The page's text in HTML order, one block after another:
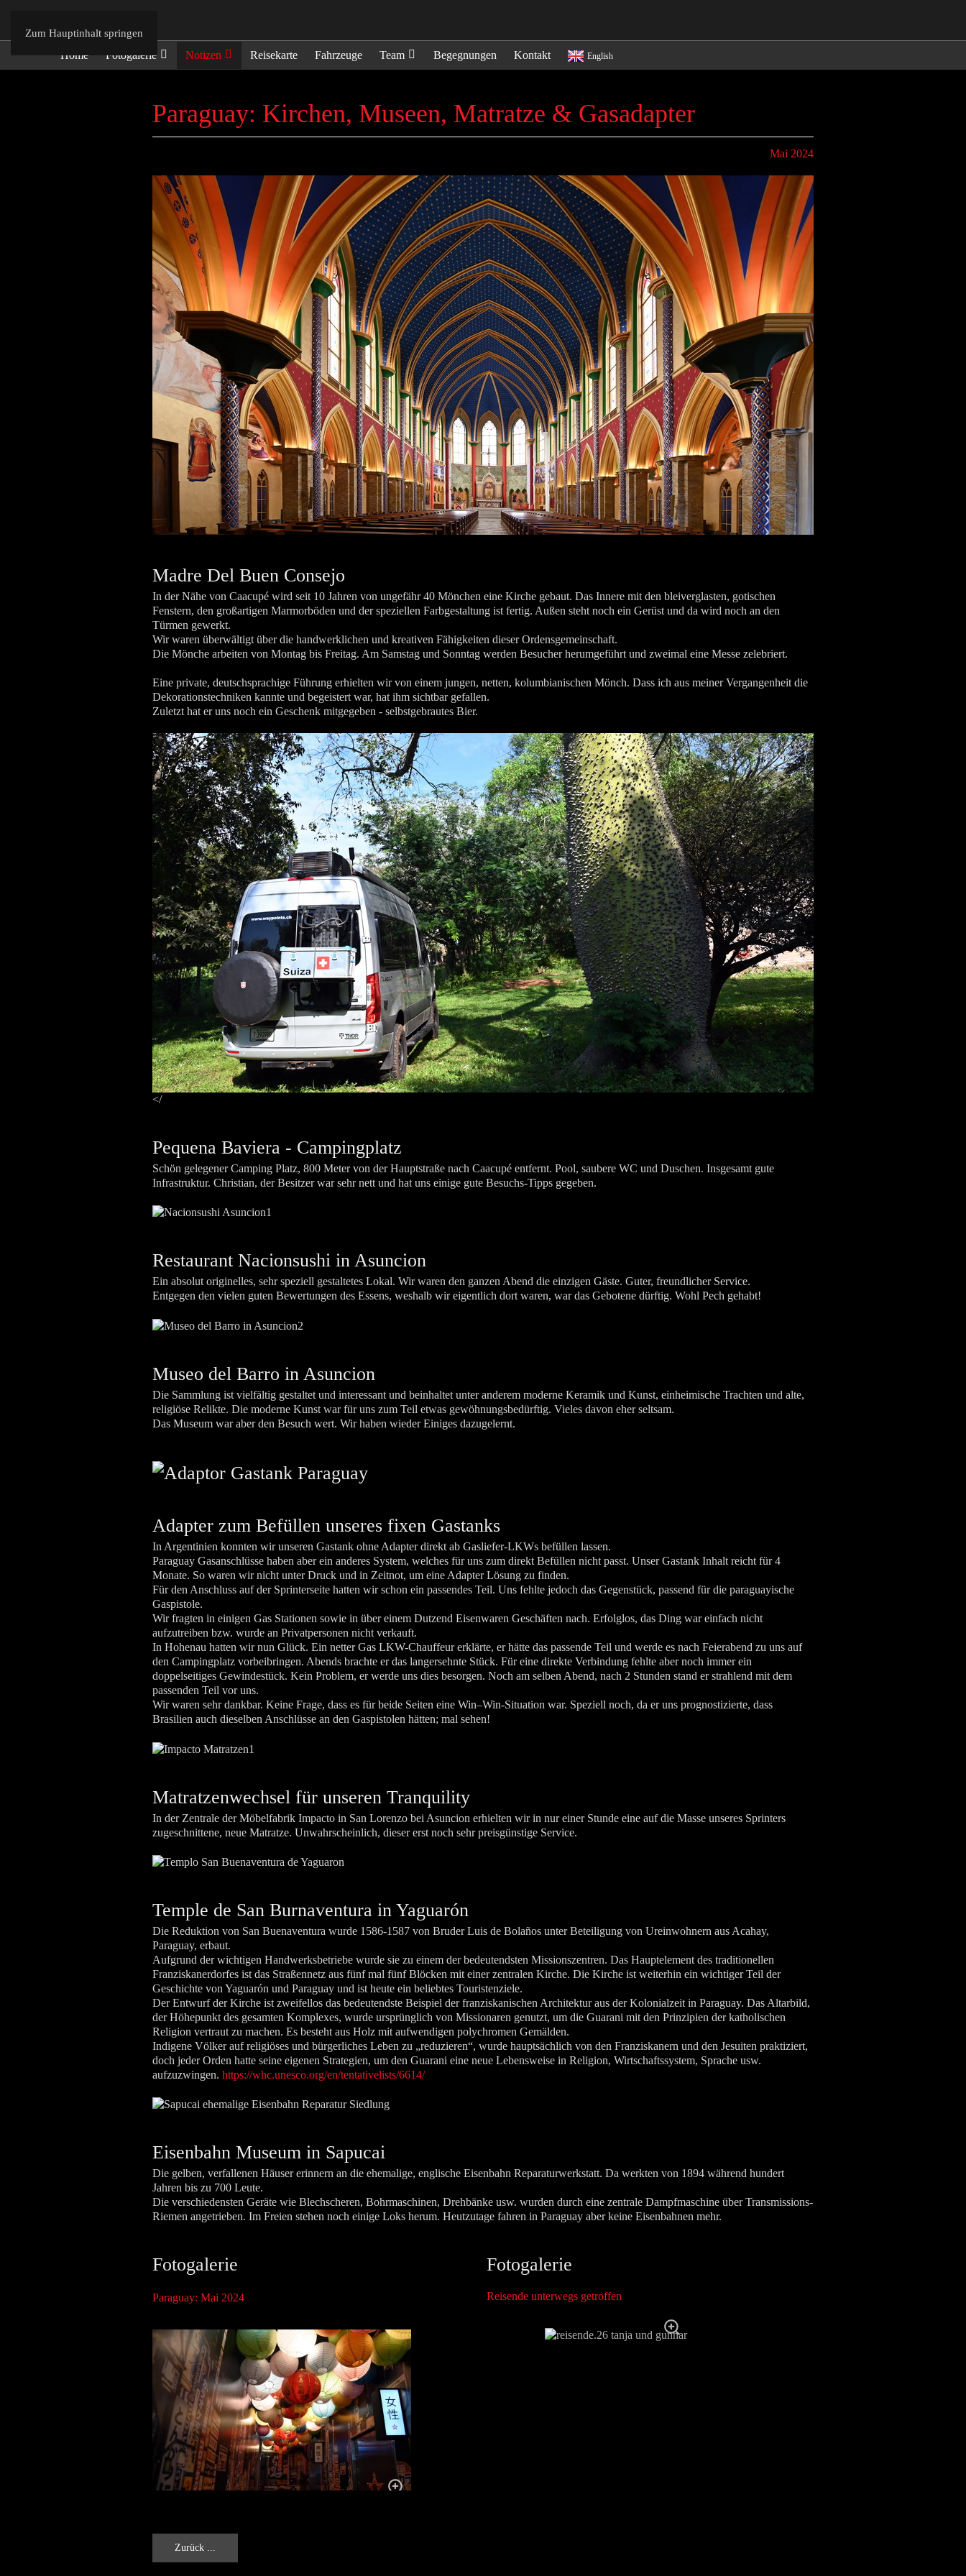
Zum Hauptinhalt springen
Home Fotogalerie Notizen Reisekarte Fahrzeuge Team Begegnungen Kontakt English
Paraguay: Kirchen, Museen, Matratze & Gasadapter
Mai 2024
Madre Del Buen Consejo
In der Nähe von Caacupé wird seit 10 Jahren von ungefähr 40 Mönchen eine Kirche gebaut. Das Innere mit den bleiverglasten, gotischen
Fenstern, den großartigen Marmorböden und der speziellen Farbgestaltung ist fertig. Außen steht noch ein Gerüst und da wird noch an den
Türmen gewerkt.
Wir waren überwältigt über die handwerklichen und kreativen Fähigkeiten dieser Ordensgemeinschaft.
Die Mönche arbeiten von Montag bis Freitag. Am Samstag und Sonntag werden Besucher herumgeführt und zweimal eine Messe zelebriert.
Eine private, deutschsprachige Führung erhielten wir von einem jungen, netten, kolumbianischen Mönch. Dass ich aus meiner Vergangenheit die
Dekorationstechniken kannte und begeistert war, hat ihm sichtbar gefallen.
Zuletzt hat er uns noch ein Geschenk mitgegeben - selbstgebrautes Bier.
</
Pequena Baviera - Campingplatz
Schön gelegener Camping Platz, 800 Meter von der Hauptstraße nach Caacupé entfernt. Pool, saubere WC und Duschen. Insgesamt gute
Infrastruktur. Christian, der Besitzer war sehr nett und hat uns einige gute Besuchs-Tipps gegeben.
Restaurant Nacionsushi in Asuncion
Ein absolut originelles, sehr speziell gestaltetes Lokal. Wir waren den ganzen Abend die einzigen Gäste. Guter, freundlicher Service.
Entgegen den vielen guten Bewertungen des Essens, weshalb wir eigentlich dort waren, war das Gebotene dürftig. Wohl Pech gehabt!
Museo del Barro in Asuncion
Die Sammlung ist vielfältig gestaltet und interessant und beinhaltet unter anderem moderne Keramik und Kunst, einheimische Trachten und alte,
religiöse Relikte. Die moderne Kunst war für uns zum Teil etwas gewöhnungsbedürftig. Vieles davon eher seltsam.
Das Museum war aber den Besuch wert. Wir haben wieder Einiges dazugelernt.
Adapter zum Befüllen unseres fixen Gastanks
In Argentinien konnten wir unseren Gastank ohne Adapter direkt ab Gasliefer-LKWs befüllen lassen.
Paraguay Gasanschlüsse haben aber ein anderes System, welches für uns zum direkt Befüllen nicht passt. Unser Gastank Inhalt reicht für 4
Monate. So waren wir nicht unter Druck und in Zeitnot, um eine Adapter Lösung zu finden.
Für den Anschluss auf der Sprinterseite hatten wir schon ein passendes Teil. Uns fehlte jedoch das Gegenstück, passend für die paraguayische
Gaspistole.
Wir fragten in einigen Gas Stationen sowie in über einem Dutzend Eisenwaren Geschäften nach. Erfolglos, das Ding war einfach nicht
aufzutreiben bzw. wurde an Privatpersonen nicht verkauft.
In Hohenau hatten wir nun Glück. Ein netter Gas LKW-Chauffeur erklärte, er hätte das passende Teil und werde es nach Feierabend zu uns auf
den Campingplatz vorbeibringen. Abends brachte er das langersehnte Stück. Für eine direkte Verbindung fehlte aber noch immer ein
doppelseitiges Gewindestück. Kein Problem, er werde uns dies besorgen. Noch am selben Abend, nach 2 Stunden stand er strahlend mit dem
passenden Teil vor uns.
Wir waren sehr dankbar. Keine Frage, dass es für beide Seiten eine Win–Win-Situation war. Speziell noch, da er uns prognostizierte, dass
Brasilien auch dieselben Anschlüsse an den Gaspistolen hätten; mal sehen!
Matratzenwechsel für unseren Tranquility
In der Zentrale der Möbelfabrik Impacto in San Lorenzo bei Asuncion erhielten wir in nur einer Stunde eine auf die Masse unseres Sprinters
zugeschnittene, neue Matratze. Unwahrscheinlich, dieser erst noch sehr preisgünstige Service.
Temple de San Burnaventura in Yaguarón
Die Reduktion von San Buenaventura wurde 1586-1587 von Bruder Luis de Bolaños unter Beteiligung von Ureinwohnern aus Acahay,
Paraguay, erbaut.
Aufgrund der wichtigen Handwerksbetriebe wurde sie zu einem der bedeutendsten Missionszentren. Das Hauptelement des traditionellen
Franziskanerdorfes ist das Straßennetz aus fünf mal fünf Blöcken mit einer zentralen Kirche. Die Kirche ist weiterhin ein wichtiger Teil der
Geschichte von Yaguarón und Paraguay und ist heute ein beliebtes Touristenziele.
Der Entwurf der Kirche ist zweifellos das bedeutendste Beispiel der franziskanischen Architektur aus der Kolonialzeit in Paraguay. Das Altarbild,
der Höhepunkt des gesamten Komplexes, wurde ursprünglich von Missionaren genutzt, um die Guarani mit den Prinzipien der katholischen
Religion vertraut zu machen. Es besteht aus Holz mit aufwendigen polychromen Gemälden.
Indigene Völker auf religiöses und bürgerliches Leben zu „reduzieren“, wurde hauptsächlich von den Franziskanern und den Jesuiten praktiziert,
doch jeder Orden hatte seine eigenen Strategien, um den Guarani eine neue Lebensweise in Religion, Wirtschaftssystem, Sprache usw.
aufzuzwingen. https://whc.unesco.org/en/tentativelists/6614/
Eisenbahn Museum in Sapucai
Die gelben, verfallenen Häuser erinnern an die ehemalige, englische Eisenbahn Reparaturwerkstatt. Da werkten von 1894 während hundert
Jahren bis zu 700 Leute.
Die verschiedensten Geräte wie Blechscheren, Bohrmaschinen, Drehbänke usw. wurden durch eine zentrale Dampfmaschine über Transmissions-
Riemen angetrieben. Im Freien stehen noch einige Loks herum. Heutzutage fahren in Paraguay aber keine Eisenbahnen mehr.
Fotogalerie
Paraguay: Mai 2024
Fotogalerie
Reisende unterwegs getroffen
Zurück ...